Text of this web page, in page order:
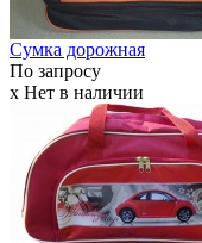
Сумка дорожная
По запросу
x Нет в наличии